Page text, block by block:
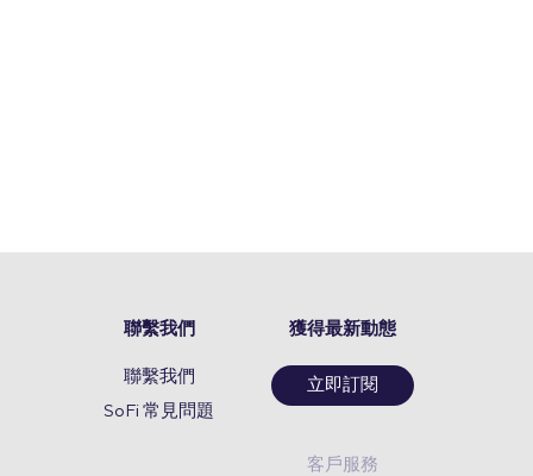
聯繫我們
聯繫我們
SoFi 常見問題
獲得最新動態
立即訂閱
客戶服務